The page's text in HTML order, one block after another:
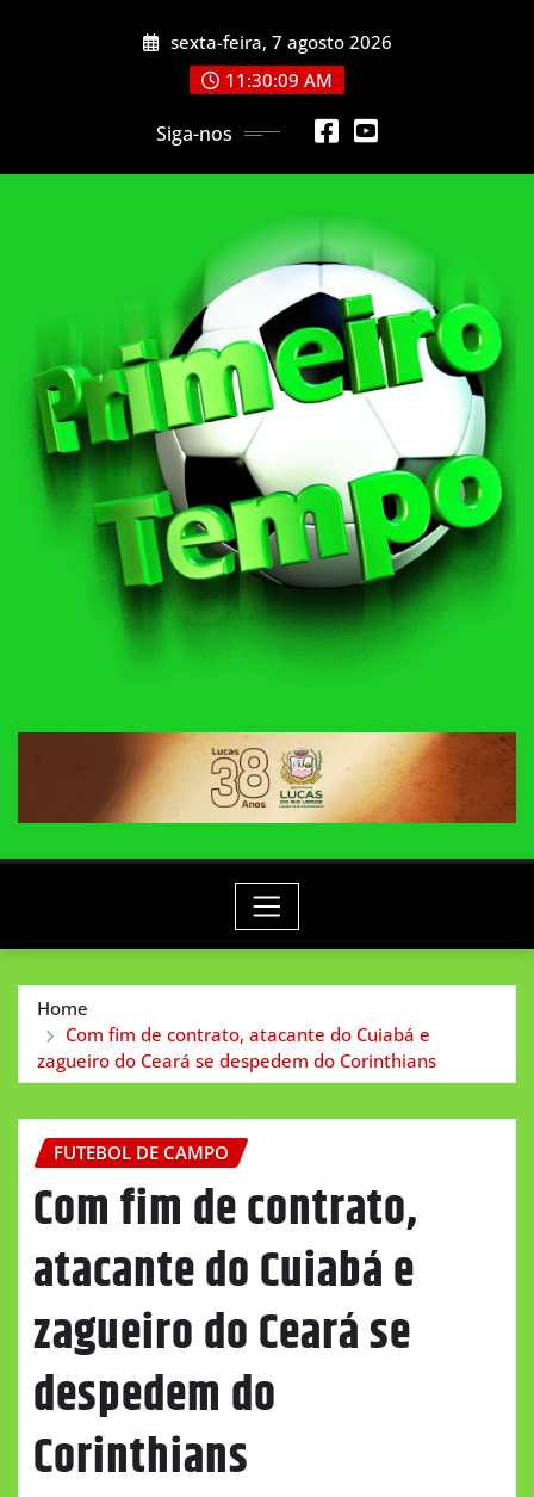
sexta-feira, 7 agosto 2026
11:30:11 AM
Siga-nos
Home
Com fim de contrato, atacante do Cuiabá e
zagueiro do Ceará se despedem do Corinthians
FUTEBOL DE CAMPO
Com fim de contrato,
atacante do Cuiabá e
zagueiro do Ceará se
despedem do
Corinthians